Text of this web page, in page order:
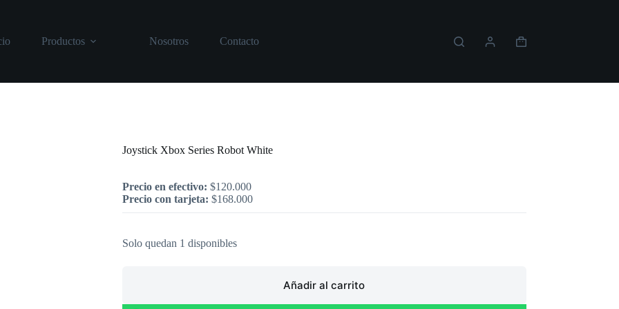
Productos Nosotros Contacto
Carro
Joystick Xbox Series Robot White
Precio en efectivo: $120.000
Precio con tarjeta: $168.000
Solo quedan 1 disponibles
Añadir al carrito